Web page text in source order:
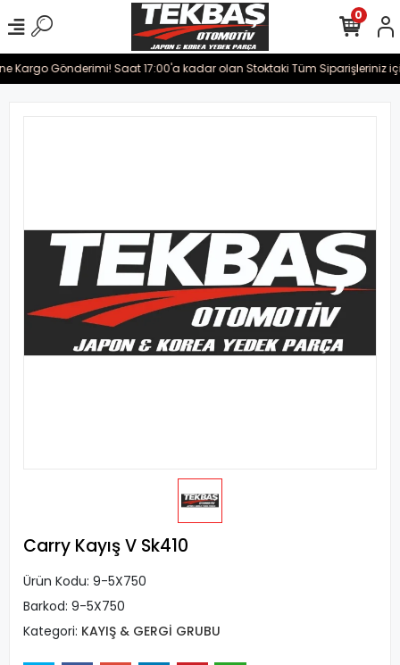
Kargo Gönderimi! Saat 17:00'a kadar olan Stoktaki Tüm Siparişleriniz
0
Carry Kayış V Sk410
Ürün Kodu: 9-5X750
Barkod: 9-5X750
Kategori: KAYIŞ & GERGİ GRUBU